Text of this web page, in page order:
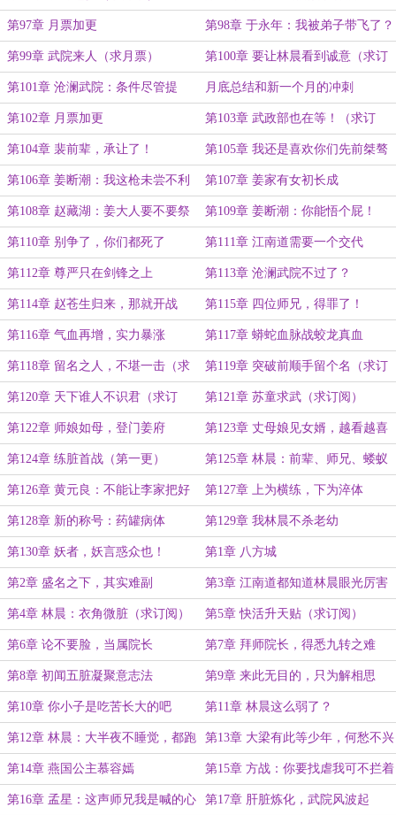
第97章 月票加更 第98章 于永年：我被弟子带飞了？
第99章 武院来人（求月票） 第100章 要让林晨看到诚意（求订
阅）
第101章 沧澜武院：条件尽管提 月底总结和新一个月的冲刺
第102章 月票加更 第103章 武政部也在等！（求订
阅）
第104章 裴前辈，承让了！ 第105章 我还是喜欢你们先前桀骜
不驯的样子
第106章 姜断潮：我这枪未尝不利 第107章 姜家有女初长成
第108章 赵藏湖：姜大人要不要祭
祖？
第109章 姜断潮：你能悟个屁！
（求月票）
第110章 别争了，你们都死了 第111章 江南道需要一个交代
第112章 尊严只在剑锋之上 第113章 沧澜武院不过了？
第114章 赵苍生归来，那就开战
吧！
第115章 四位师兄，得罪了！
第116章 气血再增，实力暴涨 第117章 蟒蛇血脉战蛟龙真血
第118章 留名之人，不堪一击（求
订阅）
第119章 突破前顺手留个名（求订
阅）
第120章 天下谁人不识君（求订
阅）
第121章 苏童求武（求订阅）
第122章 师娘如母，登门姜府 第123章 丈母娘见女婿，越看越喜
爱
第124章 练脏首战（第一更） 第125章 林晨：前辈、师兄、蝼蚁
（第二更）
第126章 黄元良：不能让李家把好
事都占了
第127章 上为横练，下为淬体
第128章 新的称号：药罐病体 第129章 我林晨不杀老幼
第130章 妖者，妖言惑众也！ 第1章 八方城
第2章 盛名之下，其实难副 第3章 江南道都知道林晨眼光厉害
第4章 林晨：衣角微脏（求订阅） 第5章 快活升天贴（求订阅）
第6章 论不要脸，当属院长 第7章 拜师院长，得悉九转之难
（求订阅）
第8章 初闻五脏凝聚意志法 第9章 来此无目的，只为解相思
（求订阅）
第10章 你小子是吃苦长大的吧 第11章 林晨这么弱了？
第12章 林晨：大半夜不睡觉，都跑
来切磋？
第13章 大梁有此等少年，何愁不兴
第14章 燕国公主慕容嫣 第15章 方战：你要找虐我可不拦着
第16章 孟星：这声师兄我是喊的心 第17章 肝脏炼化，武院风波起